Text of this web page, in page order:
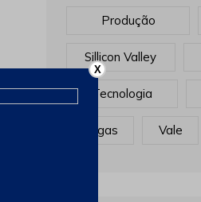
Produção
Sillicon Valley
Tecnologia
Vagas Vale
X